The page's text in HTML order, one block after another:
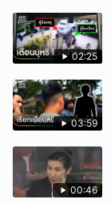
02:25
03:59
00:46